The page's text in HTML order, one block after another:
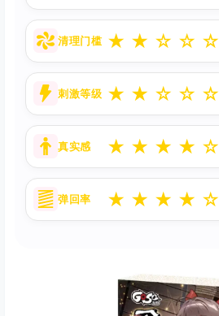
清理门槛 ★ ★ ☆ ☆ ☆
刺激等级 ★ ★ ☆ ☆ ☆
真实感 ★ ★ ★ ★ ☆
弹回率 ★ ★ ★ ★ ☆